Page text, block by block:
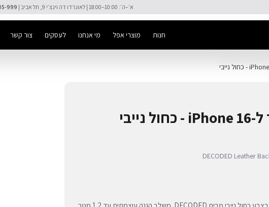
🚚 משלוח מהיר חינם מעל ₪300
חנות מוצרי אפל מי אנחנו לעסקים צור קשר
כיסוי גב מעור ל-iPhone 16 - כחול נייבי
DECODED Leather